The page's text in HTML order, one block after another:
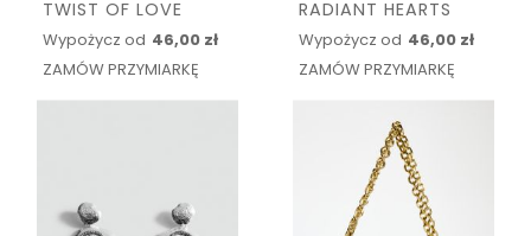
TWIST OF LOVE
Wypożycz od 46,00 zł
ZAMÓW PRZYMIARKĘ
RADIANT HEARTS
Wypożycz od 46,00 zł
ZAMÓW PRZYMIARKĘ